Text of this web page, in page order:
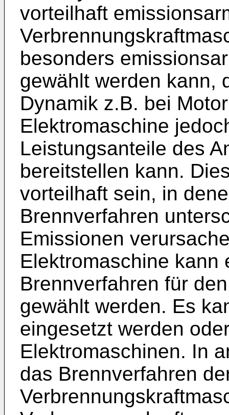
vorteilhaft
besonders
gewählt werden kann,
Dynamik z.B. bei
Elektromaschine
Leistungsanteile des
bereitstellen kann.
vorteilhaft sein, in
Brennverfahren
Emissionen
Elektromaschine kann
Brennverfahren für
gewählt werden. Es
eingesetzt werden
Elektromaschinen. In
das Brennverfahren